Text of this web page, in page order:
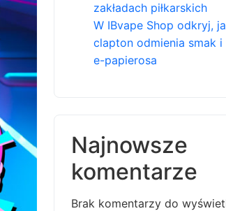
zakładach piłkarskich
W IBvape Shop odkryj,
clapton odmienia smak i
e-papierosa
Najnowsze
komentarze
Brak komentarzy do